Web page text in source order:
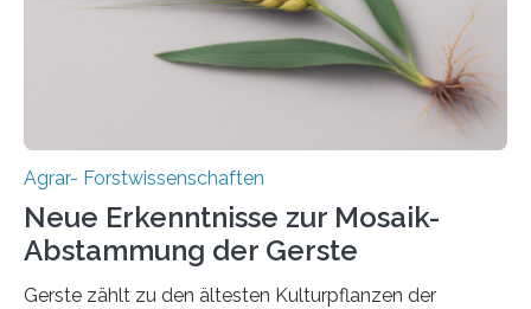
bringt ökologische Herausforderungen mit sich:
Bodenerosion, Nährstoffauswaschung und…
Agrar- Forstwissenschaften
Neue Erkenntnisse zur Mosaik-
Abstammung der Gerste
Gerste zählt zu den ältesten Kulturpflanzen der